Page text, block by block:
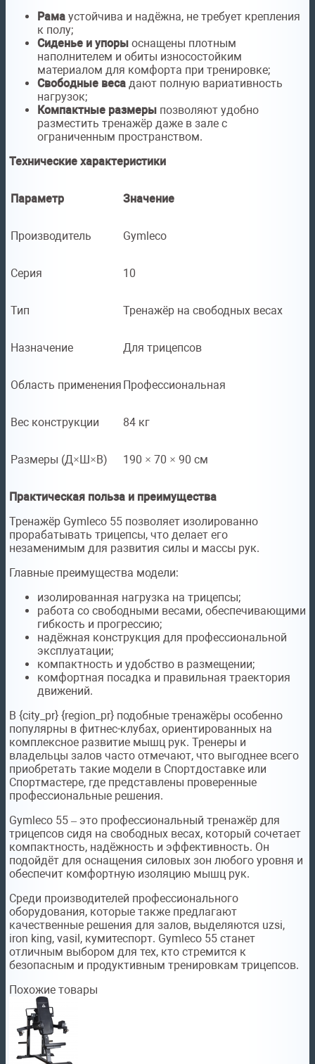
Рама устойчива и надёжна, не требует крепления
к полу;
Сиденье и упоры оснащены плотным
наполнителем и обиты износостойким
материалом для комфорта при тренировке;
Свободные веса дают полную вариативность
нагрузок;
Компактные размеры позволяют удобно
разместить тренажёр даже в зале с
ограниченным пространством.
Технические характеристики
Параметр Значение
Производитель Gymleco
Серия 10
Тип Тренажёр на свободных весах
Назначение Для трицепсов
Область применения Профессиональная
Вес конструкции 84 кг
Размеры (Д×Ш×В) 190 × 70 × 90 см
Практическая польза и преимущества
Тренажёр Gymleco 55 позволяет изолированно
прорабатывать трицепсы, что делает его
незаменимым для развития силы и массы рук.
Главные преимущества модели:
изолированная нагрузка на трицепсы;
работа со свободными весами, обеспечивающими
гибкость и прогрессию;
надёжная конструкция для профессиональной
эксплуатации;
компактность и удобство в размещении;
комфортная посадка и правильная траектория
движений.
В {city_pr} {region_pr} подобные тренажёры особенно
популярны в фитнес-клубах, ориентированных на
комплексное развитие мышц рук. Тренеры и
владельцы залов часто отмечают, что выгоднее всего
приобретать такие модели в Спортдоставке или
Спортмастере, где представлены проверенные
профессиональные решения.
Gymleco 55 – это профессиональный тренажёр для
трицепсов сидя на свободных весах, который сочетает
компактность, надёжность и эффективность. Он
подойдёт для оснащения силовых зон любого уровня и
обеспечит комфортную изоляцию мышц рук.
Среди производителей профессионального
оборудования, которые также предлагают
качественные решения для залов, выделяются uzsi,
iron king, vasil, кумитеспорт. Gymleco 55 станет
отличным выбором для тех, кто стремится к
безопасным и продуктивным тренировкам трицепсов.
Похожие товары